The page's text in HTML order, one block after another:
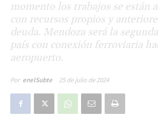
momento los trabajos se están
con recursos propios y
deuda. Mendoza será la
país con conexión ferroviaria
aeropuerto.
Por enelSubte 25 de julio de 2024